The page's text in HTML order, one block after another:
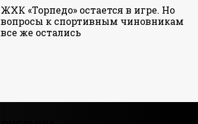
ЖХК «Торпедо» остается в игре. Но
вопросы к спортивным чиновникам
все же остались